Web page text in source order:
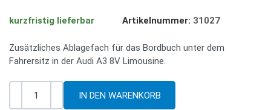
kurzfristig lieferbar Artikelnummer: 31027
Zusätzliches Ablagefach für das Bordbuch unter dem
Fahrersitz in der Audi A3 8V Limousine.